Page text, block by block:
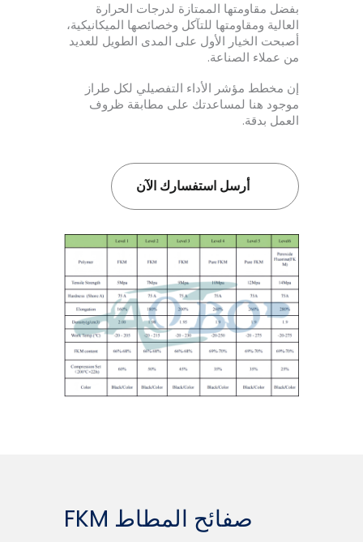
بفضل مقاومتها الممتازة لدرجات الحرارة
العالية ومقاومتها للتآكل وخصائصها الميكانيكية،
أصبحت الخيار الأول على المدى الطويل للعديد
من عملاء الصناعة.
إن مخطط مؤشر الأداء التفصيلي لكل طراز
موجود هنا لمساعدتك على مطابقة ظروف
العمل بدقة.
أرسل استفسارك الآن
صفائح المطاط FKM